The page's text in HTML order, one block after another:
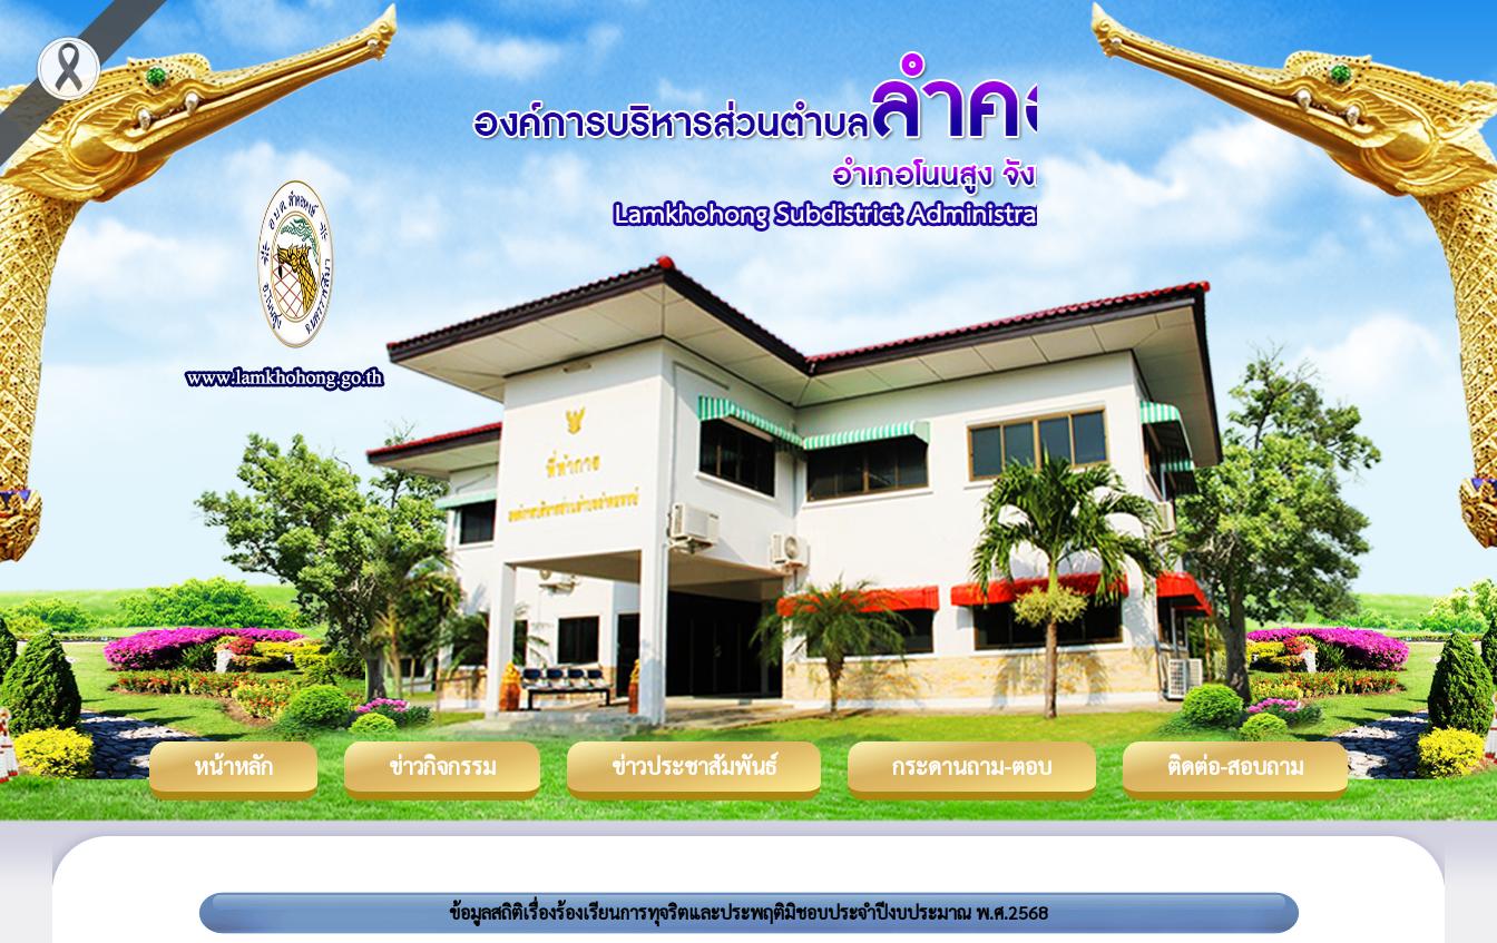
หน้าหลัก ข่าวกิจกรรม ข่าวประชาสัมพันธ์ กระดานถาม-ตอบ ติดต่อ-สอบถาม
ข้อมูลสถิติเรื่องร้องเรียนการทุจริตและประพฤติมิชอบประจำปีงบประมาณ พ.ศ.2568